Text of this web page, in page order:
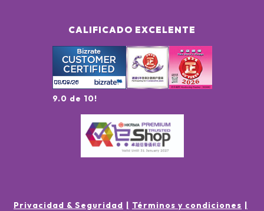
CALIFICADO EXCELENTE
9.0 de 10!
Privacidad & Seguridad
Términos y condiciones